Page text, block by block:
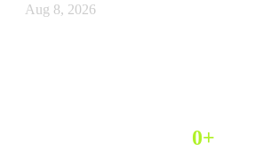
Aug 8, 2026
0+